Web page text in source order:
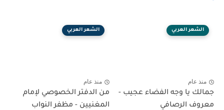
الشعر العربي
منذ عام
جمالك يا وجه الفضاء عجيب -
معروف الرصافي
الشعر العربي
منذ عام
من الدفتر الخصوصي لإمام
المغنيين - مظفر النواب